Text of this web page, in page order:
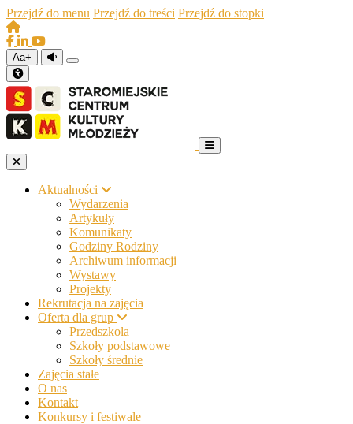
Przejdź do menu Przejdź do treści Przejdź do stopki
Aa+
Aktualności
Wydarzenia
Artykuły
Komunikaty
Godziny Rodziny
Archiwum informacji
Wystawy
Projekty
Rekrutacja na zajęcia
Oferta dla grup
Przedszkola
Szkoły podstawowe
Szkoły średnie
Zajęcia stałe
O nas
Kontakt
Konkursy i festiwale